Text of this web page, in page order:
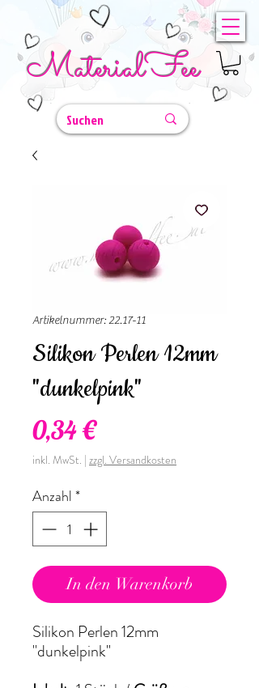
MaterialFee
Artikelnummer: 22.17-11
Silikon Perlen 12mm
"dunkelpink"
0,34 €Preis
inkl. MwSt. | zzgl. Versandkosten
Anzahl*
In den Warenkorb
Silikon Perlen 12mm
"dunkelpink"